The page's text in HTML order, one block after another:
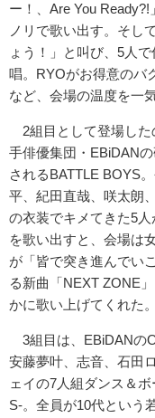
ー！、Are You
ノリで歌い出す。そし
ょう！」と叫び、5人
唱。RYOがお得意のバ
など、会場の温度を一
2組目として登場した
手俳優集団・EBiDAN
されるBATTLE BOYS
平、紀田直哉、咲太朗
の衣装でキメてきた5人
を歌い出すと、会場は
が「皆で突き進んでい
る新曲「NEXT ZONE
かに歌い上げてくれた。
3組目は、EBiDANの
安藤夢叶、志音、石田
ェイの7人組ダンス＆
S-。全員が10代という